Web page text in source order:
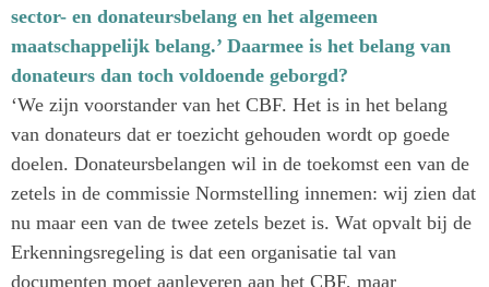
sector- en donateursbelang en het algemeen
maatschappelijk belang.’ Daarmee is het belang van
donateurs dan toch voldoende geborgd?
‘We zijn voorstander van het CBF. Het is in het belang
van donateurs dat er toezicht gehouden wordt op goede
doelen. Donateursbelangen wil in de toekomst een van de
zetels in de commissie Normstelling innemen: wij zien dat
nu maar een van de twee zetels bezet is. Wat opvalt bij de
Erkenningsregeling is dat een organisatie tal van
documenten moet aanleveren aan het CBF, maar